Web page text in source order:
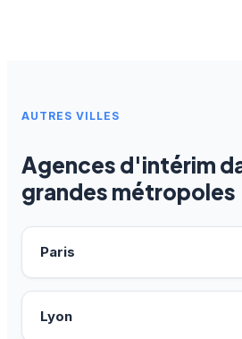
AUTRES VILLES
Agences d'intérim
grandes métropoles
Paris
Lyon